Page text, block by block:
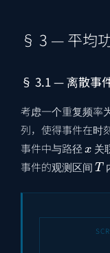
§ 3 — 平均
§ 3.1 — 离散事
考虑一个重复频率
列，使得事件在时
事件中与路径
x
关
事件的观测区间
T
Ex